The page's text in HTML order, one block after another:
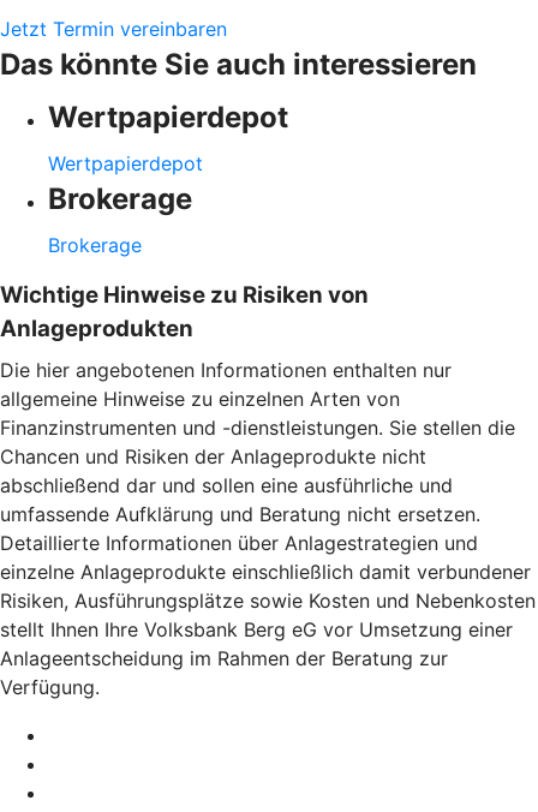
Jetzt Termin vereinbaren
Das könnte Sie auch interessieren
Wertpapierdepot
Wertpapierdepot
Brokerage
Brokerage
Wichtige Hinweise zu Risiken von
Anlageprodukten
Die hier angebotenen Informationen enthalten nur
allgemeine Hinweise zu einzelnen Arten von
Finanzinstrumenten und -dienstleistungen. Sie stellen die
Chancen und Risiken der Anlageprodukte nicht
abschließend dar und sollen eine ausführliche und
umfassende Aufklärung und Beratung nicht ersetzen.
Detaillierte Informationen über Anlagestrategien und
einzelne Anlageprodukte einschließlich damit verbundener
Risiken, Ausführungsplätze sowie Kosten und Nebenkosten
stellt Ihnen Ihre Volksbank Berg eG vor Umsetzung einer
Anlageentscheidung im Rahmen der Beratung zur
Verfügung.